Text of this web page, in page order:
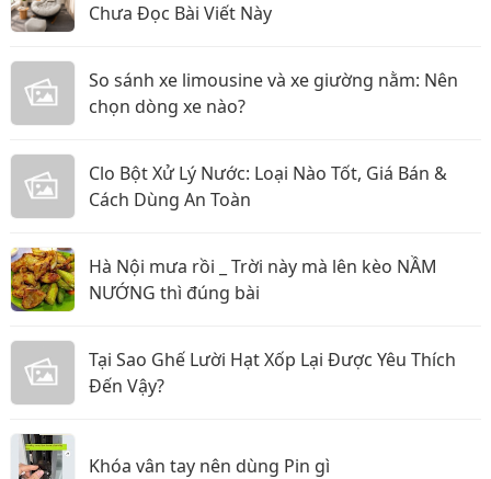
Chưa Đọc Bài Viết Này
So sánh xe limousine và xe giường nằm: Nên
chọn dòng xe nào?
Clo Bột Xử Lý Nước: Loại Nào Tốt, Giá Bán &
Cách Dùng An Toàn
Hà Nội mưa rồi _ Trời này mà lên kèo NẦM
NƯỚNG thì đúng bài
Tại Sao Ghế Lười Hạt Xốp Lại Được Yêu Thích
Đến Vậy?
Khóa vân tay nên dùng Pin gì